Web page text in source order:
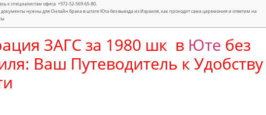
к специалистам офиса +972-52-569-65-80.
нужны для Онлайн брака в штате Юта без выезда из Израиля, как проходит сама церемония и ответим на
ЗАГС за 1980 шк в Юте без
Ваш Путеводитель к Удобству